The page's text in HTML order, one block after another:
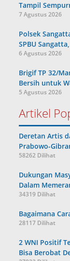
Tampil
7 Agustus 2026
Polsek
SPBU
6 Agustus 2026
Brigif TP 32/
Bersih untuk
5 Agustus 2026
Artikel
Deretan Artis
Prabowo-
58262 Dilihat
Dukungan
Dalam
34319 Dilihat
Bagaimana
28117 Dilihat
2 WNI Positif
Bisa Berobat